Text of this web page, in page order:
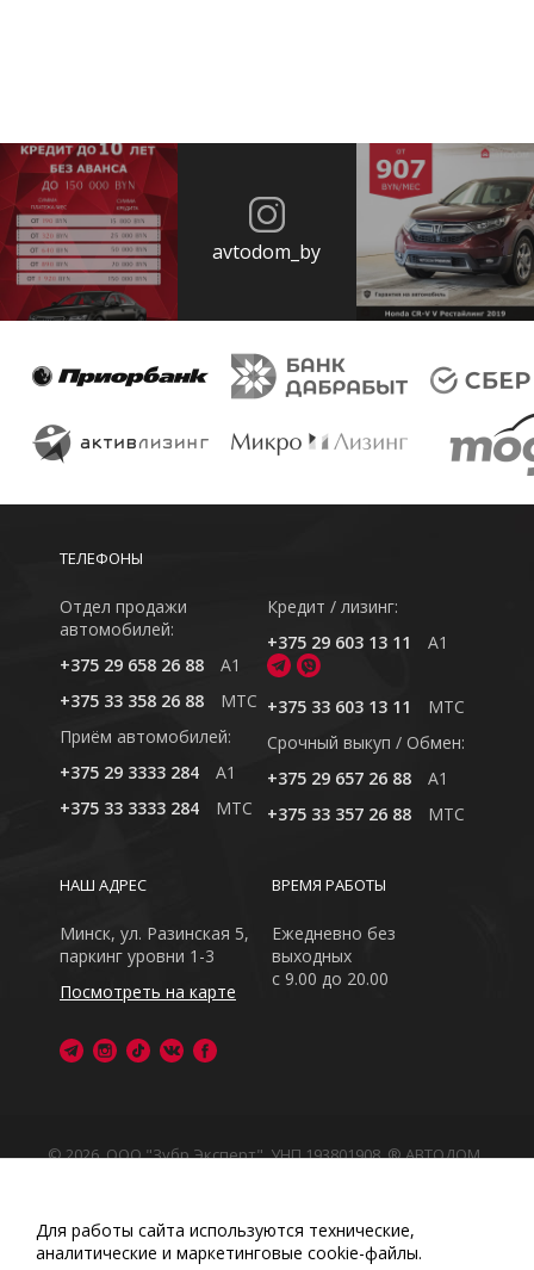
avtodom_by
ТЕЛЕФОНЫ
Отдел продажи
автомобилей:
+375 29 658 26 88
A1
+375 33 358 26 88
MTC
Приём автомобилей:
+375 29 3333 284
A1
+375 33 3333 284
MTC
Кредит / лизинг:
+375 29 603 13 11
A1
+375 33 603 13 11
MTC
Cрочный выкуп / Обмен:
+375 29 657 26 88
A1
+375 33 357 26 88
MTC
ВРЕМЯ РАБОТЫ
Ежедневно без
выходных
с 9.00 до 20.00
НАШ АДРЕС
Минск, ул. Разинская 5,
паркинг уровни 1-3
Посмотреть на карте
© 2026, ООО "Зубр Эксперт", УНП 193801908. ® АВТОДОМ
Обращаем Ваше внимание на то, что данный интернет-
сайт носит исключительно информационный характер
Любое использование либо копирование материалов
Для работы сайта используются технические,
аналитические и маркетинговые сооkіе-файлы.